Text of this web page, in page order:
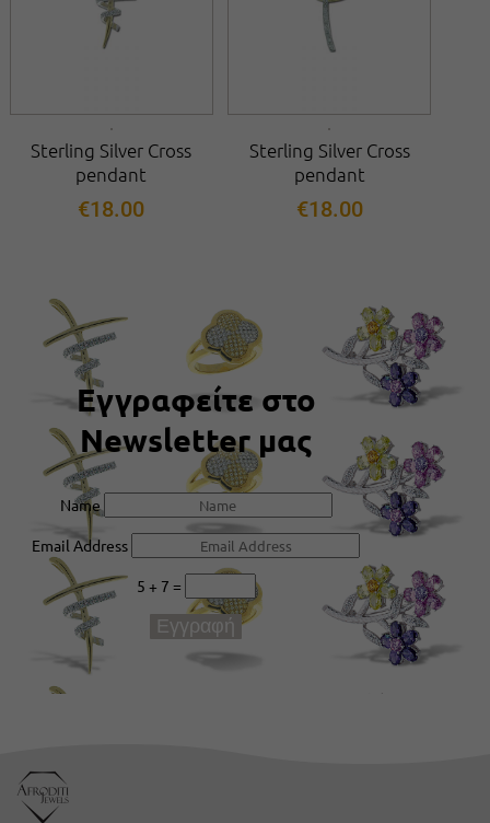
Sterling Silver Cross
pendant
€18.00
Sterling Silver Cross
pendant
€18.00
Εγγραφείτε στο
Newsletter μας
Name
Email Address
5 + 7 =
Εγγραφή